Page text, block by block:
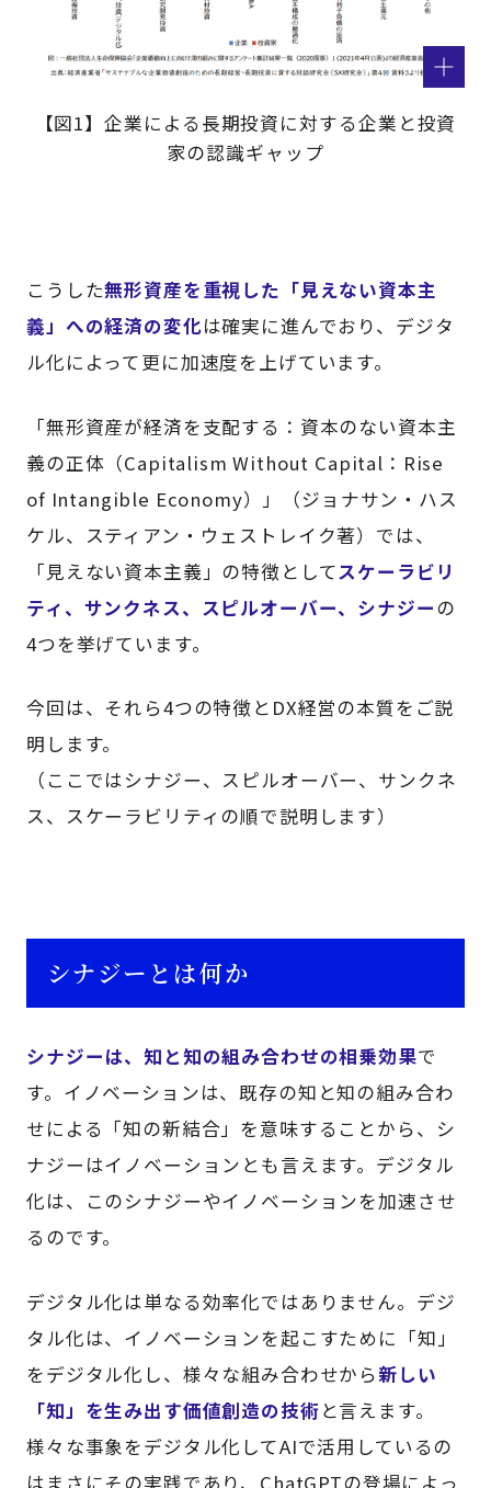
【図1】企業による長期投資に対する企業と投資
家の認識ギャップ
こうした無形資産を重視した「見えない資本主
義」への経済の変化は確実に進んでおり、デジタ
ル化によって更に加速度を上げています。
「無形資産が経済を支配する：資本のない資本主
義の正体（Capitalism Without Capital：Rise
of Intangible Economy）」（ジョナサン・ハス
ケル、スティアン・ウェストレイク著）では、
「見えない資本主義」の特徴としてスケーラビリ
ティ、サンクネス、スピルオーバー、シナジーの
4つを挙げています。
今回は、それら4つの特徴とDX経営の本質をご説
明します。
（ここではシナジー、スピルオーバー、サンクネ
ス、スケーラビリティの順で説明します）
シナジーとは何か
シナジーは、知と知の組み合わせの相乗効果で
す。イノベーションは、既存の知と知の組み合わ
せによる「知の新結合」を意味することから、シ
ナジーはイノベーションとも言えます。デジタル
化は、このシナジーやイノベーションを加速させ
るのです。
デジタル化は単なる効率化ではありません。デジ
タル化は、イノベーションを起こすために「知」
をデジタル化し、様々な組み合わせから新しい
「知」を生み出す価値創造の技術と言えます。
様々な事象をデジタル化してAIで活用しているの
はまさにその実践であり、ChatGPTの登場によっ